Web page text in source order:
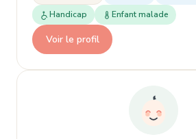
Handicap
Enfant malade
Voir le profil